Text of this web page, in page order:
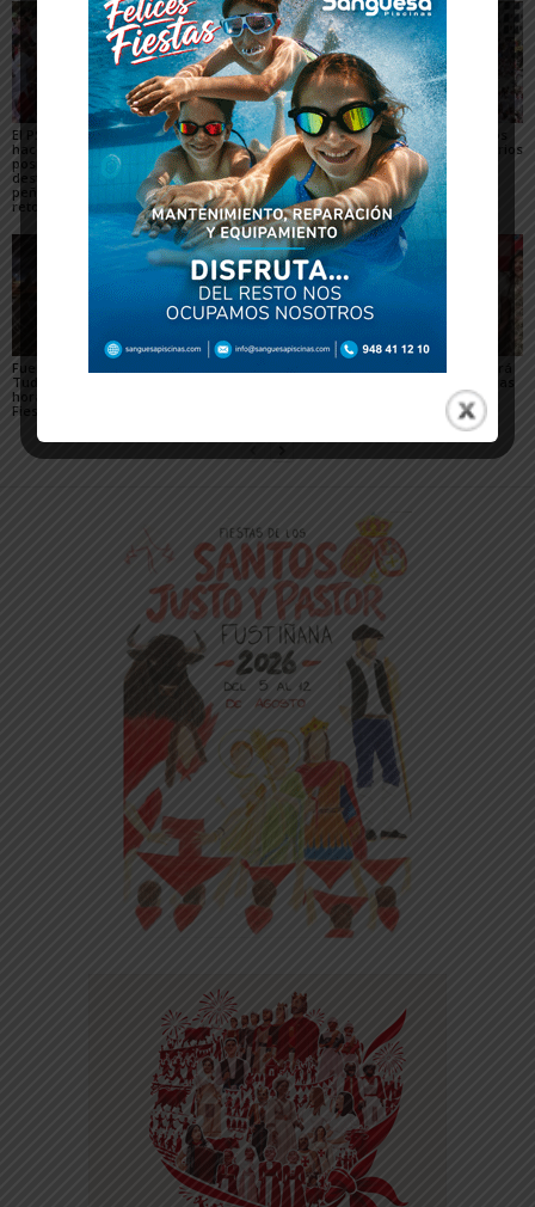
El PSN-PSOE de Tudela
hace un balance
positivo de las fiestas,
destaca el papel de las
peñas y plantea los
retos para mejorarlas
Toquero destaca la
convivencia y la caída
de los delitos en el
balance de las Fiestas
de Santa Ana 2026
Gigantes y Cabezudos
en Tudela 2026: horarios
y recorridos en las
Fiestas de Santa Ana
Fuegos artificiales en
Tudela 2026: días y
horarios durante las
Fiestas de Santa Ana
La Revolvedera llenará
de ambiente festivo las
calles de Tudela
durante Santa Ana